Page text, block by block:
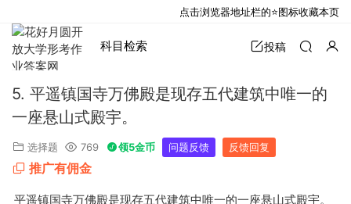
科目检索 投稿
5. 平遥镇国寺万佛殿是现存五代建筑中唯一的
一座悬山式殿宇。
选择题 769 领5金币 问题反馈 反馈回复
推广有佣金
5. 平遥镇国寺万佛殿是现存五代建筑中唯一的一座悬山式殿宇。
点击浏览器地址栏的⭐图标收藏本页